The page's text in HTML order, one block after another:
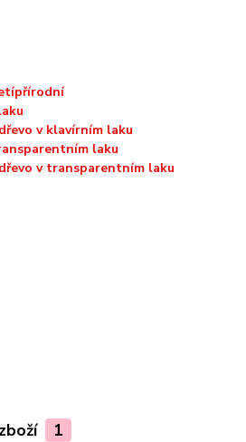
v klavírním laku
laku
v transparentním laku
1